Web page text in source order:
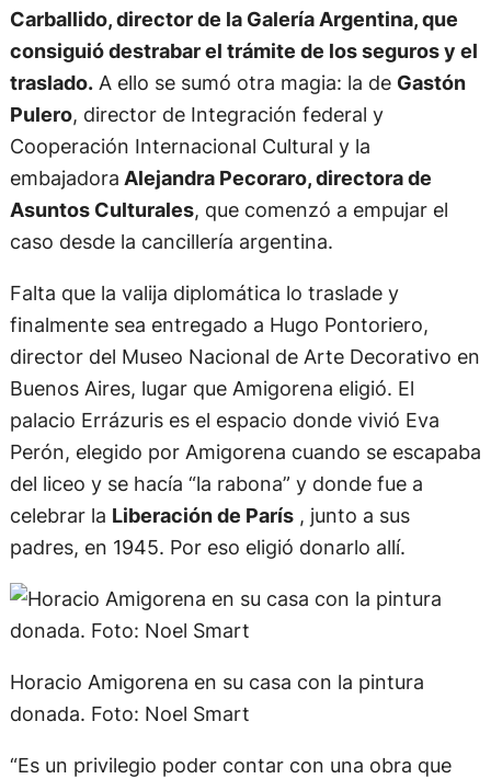
Carballido, director de la Galería Argentina, que
consiguió destrabar el trámite de los seguros y el
traslado.A ello se sumó otra magia: la de Gastón
Pulero, director de Integración federal y
Cooperación Internacional Cultural y la
embajadora Alejandra Pecoraro, directora de
Asuntos Culturales, que comenzó a empujar el
caso desde la cancillería argentina.
Falta que la valija diplomática lo traslade y
finalmente sea entregado a Hugo Pontoriero,
director del Museo Nacional de Arte Decorativo en
Buenos Aires, lugar que Amigorena eligió. El
palacio Errázuris es el espacio donde vivió Eva
Perón, elegido por Amigorena cuando se escapaba
del liceo y se hacía “la rabona” y donde fue a
celebrar la Liberación de París, junto a sus
padres, en 1945. Por eso eligió donarlo allí.
Horacio Amigorena en su casa con la pintura
donada. Foto: Noel Smart
“Es un privilegio poder contar con una obra que